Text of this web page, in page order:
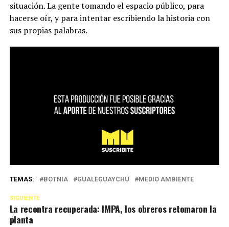
situación. La gente tomando el espacio público, para
hacerse oír, y para intentar escribiendo la historia con
sus propias palabras.
TEMAS: BOTNIA GUALEGUAYCHÚ MEDIO AMBIENTE
SIGUIENTE
La recontra recuperada: IMPA, los obreros retomaron la
planta